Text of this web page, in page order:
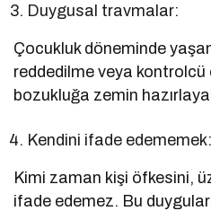
Duygusal travmalar:
Çocukluk döneminde
reddedilme veya kontrolcü
bozukluğa zemin
Kendini ifade edememek:
Kimi zaman kişi öfkesini,
ifade edemez. Bu